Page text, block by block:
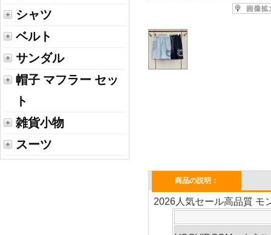
シャツ
ベルト
サンダル
帽子 マフラー セッ
ト
雑貨小物
スーツ
商品の説明：
2026人気セール高品質 モ